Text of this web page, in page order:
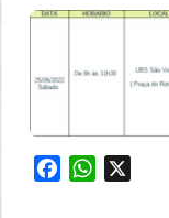
FacebookWhatsApp